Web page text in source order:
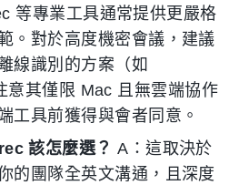
等專業工具通常提供更嚴格
。對於高度機密會議，建議
線識別的方案（如
意其僅限 Mac 且無雲端協作
工具前獲得與會者同意。
該怎麼選？ A：這取決於
的團隊全英文溝通，且深度